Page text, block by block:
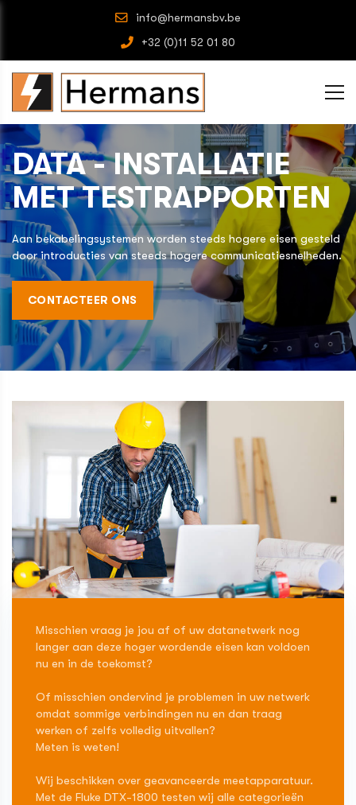
info@hermansbv.be
+32 (0)11 52 01 80
DATA - INSTALLATIE
MET TESTRAPPORTEN
Aan bekabelingsystemen worden steeds hogere eisen gesteld
door introducties van steeds hogere communicatiesnelheden.
CONTACTEER ONS
Misschien vraag je jou af of uw datanetwerk nog
langer aan deze hoger wordende eisen kan voldoen
nu en in de toekomst?
Of misschien ondervind je problemen in uw netwerk
omdat sommige verbindingen nu en dan traag
werken of zelfs volledig uitvallen?
Meten is weten!
Wij beschikken over geavanceerde meetapparatuur.
Met de Fluke DTX-1800 testen wij alle categorieën